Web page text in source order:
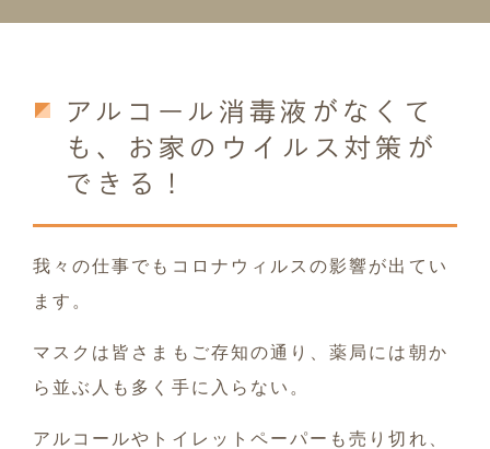
アルコール消毒液がなくて
も、お家のウイルス対策が
できる！
我々の仕事でもコロナウィルスの影響が出てい
ます。
マスクは皆さまもご存知の通り、薬局には朝か
ら並ぶ人も多く手に入らない。
アルコールやトイレットペーパーも売り切れ、